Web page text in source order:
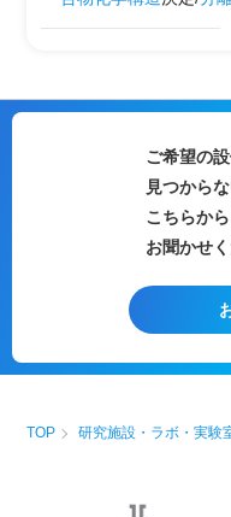
ご希望の
見つからな
こちらか
お聞かせ
TOP 研究施設・ラボ・実験